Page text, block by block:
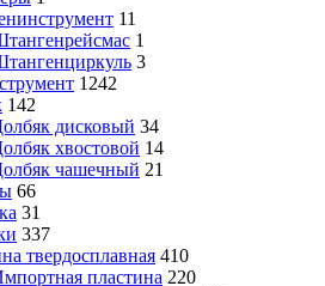
11
1
3
1242
142
дисковый 34
хвостовой 14
чашечный 21
66
31
337
твердосплавная 410
пластина 220